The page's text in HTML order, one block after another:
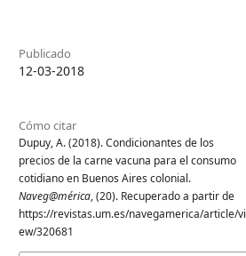
Publicado
12-03-2018
Cómo citar
Dupuy, A. (2018). Condicionantes de los
precios de la carne vacuna para el consumo
cotidiano en Buenos Aires colonial.
Naveg@mérica, (20). Recuperado a partir de
https://revistas.um.es/navegamerica/article/vi
ew/320681